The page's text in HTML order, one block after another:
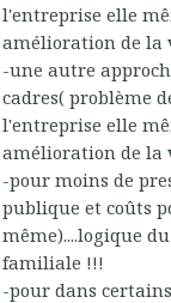
l'entreprise elle
amélioration de la
-une autre
cadres( problème
l'entreprise elle
amélioration de la
-pour moins de
publique et coûts
même)....logique
familiale !!!
-pour dans